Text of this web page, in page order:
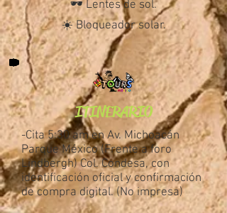
🕶️ Lentes de sol.
☀️ Bloqueador solar.
ITINERARIO
-Cita 5:30 am en Av. Michoacán
Parque México (Frente a foro
Lindbergh) Col. Condesa, con
identificación oficial y confirmación
de compra digital. (No impresa)